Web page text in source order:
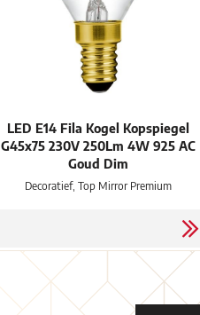
LED E14 Fila Kogel Kopspiegel
G45x75 230V 250Lm 4W 925 AC
Goud Dim
Decoratief, Top Mirror Premium